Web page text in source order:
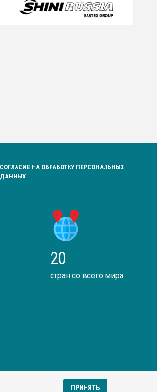
ПРИНЯТЬ
СОГЛАСИЕ НА ОБРАБОТКУ ПЕРСОНАЛЬНЫХ
ДАННЫХ
20
стран со всего мира